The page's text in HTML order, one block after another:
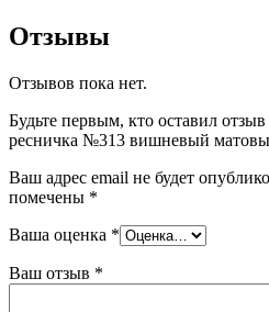
Отзывы
Отзывов пока нет.
Будьте первым, кто оставил
ресничка №313 вишневый
Ваш адрес email не будет
помечены *
Ваша оценка *
Ваш отзыв *